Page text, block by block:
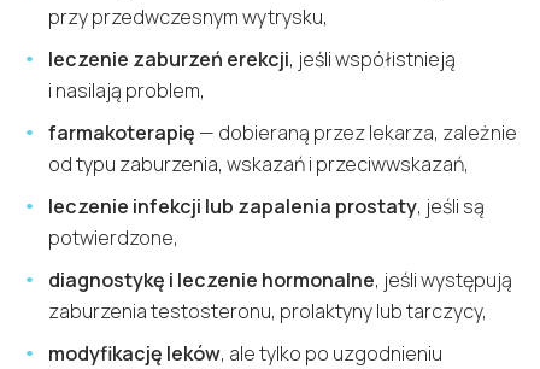
przy przedwczesnym wytrysku,
leczenie zaburzeń erekcji, jeśli współistnieją
i nasilają problem,
farmakoterapię — dobieraną przez lekarza, zależnie
od typu zaburzenia, wskazań i przeciwwskazań,
leczenie infekcji lub zapalenia prostaty, jeśli są
potwierdzone,
diagnostykę i leczenie hormonalne, jeśli występują
zaburzenia testosteronu, prolaktyny lub tarczycy,
modyfikację leków, ale tylko po uzgodnieniu